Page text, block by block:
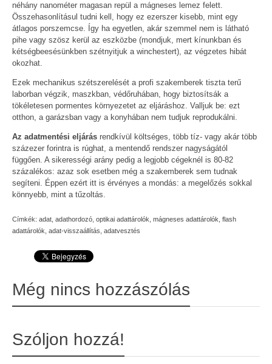
néhány nanométer magasan repül a mágneses lemez felett.
Összehasonlításul tudni kell, hogy ez ezerszer kisebb, mint egy
átlagos porszemcse. Így ha egyetlen, akár szemmel nem is látható
pihe vagy szösz kerül az eszközbe (mondjuk, mert kínunkban és
kétségbeesésünkben szétnyitjuk a winchestert), az végzetes hibát
okozhat.
Ezek mechanikus szétszerelését a profi szakemberek tiszta terű
laborban végzik, maszkban, védőruhában, hogy biztosítsák a
tökéletesen pormentes környezetet az eljáráshoz. Valljuk be: ezt
otthon, a garázsban vagy a konyhában nem tudjuk reprodukálni.
Az adatmentési eljárás rendkívül költséges, több tíz- vagy akár több
százezer forintra is rúghat, a mentendő rendszer nagyságától
függően. A sikerességi arány pedig a legjobb cégeknél is 80-82
százalékos: azaz sok esetben még a szakemberek sem tudnak
segíteni. Éppen ezért itt is érvényes a mondás: a megelőzés sokkal
könnyebb, mint a tűzoltás.
Címkék: adat adathordozó optikai adattárolók mágneses adattárolók flash
adattárolók adat-visszaállítás adatvesztés
Még nincs hozzászólás
Szóljon hozzá!